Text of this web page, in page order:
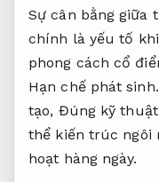
Sự cân bằng giữa
chính là yếu tố
phong cách cổ
Hạn chế phát sinh.
tạo, Đúng kỹ
thể kiến trúc ngôi
hoạt hàng ngày.